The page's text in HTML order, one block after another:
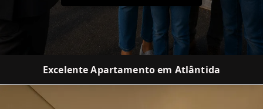
Excelente Apartamento em Atlântida